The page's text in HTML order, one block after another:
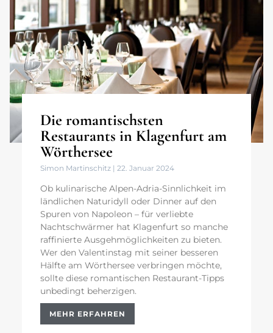
Die romantischsten
Restaurants in Klagenfurt am
Wörthersee
Simon Martinschitz 22. Januar 2024
Ob kulinarische Alpen-Adria-Sinnlichkeit im
ländlichen Naturidyll oder Dinner auf den
Spuren von Napoleon – für verliebte
Nachtschwärmer hat Klagenfurt so manche
raffinierte Ausgehmöglichkeiten zu bieten.
Wer den Valentinstag mit seiner besseren
Hälfte am Wörthersee verbringen möchte,
sollte diese romantischen Restaurant-Tipps
unbedingt beherzigen.
MEHR ERFAHREN